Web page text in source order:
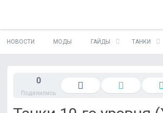
НОВОСТИ МОДЫ ГАЙДЫ ТАНКИ
0
Поделились